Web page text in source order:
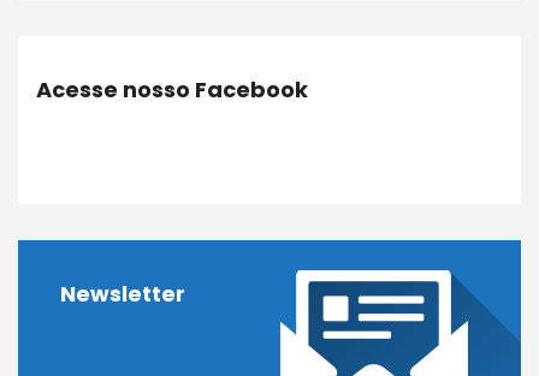
Acesse nosso Facebook
Newsletter